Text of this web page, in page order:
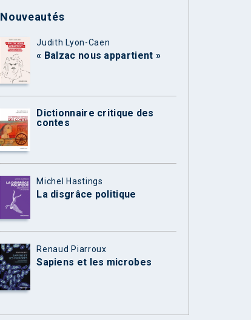
Nouveautés
Judith Lyon-Caen
« Balzac nous appartient »
Dictionnaire critique des
contes
Michel Hastings
La disgrâce politique
Renaud Piarroux
Sapiens et les microbes